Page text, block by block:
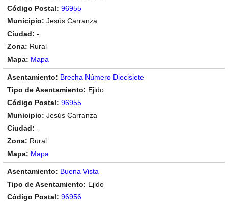
96955
Jesús Carranza
-
Rural
Mapa
Brecha Número Diecisiete
Ejido
96955
Jesús Carranza
-
Rural
Mapa
Buena Vista
Ejido
96956